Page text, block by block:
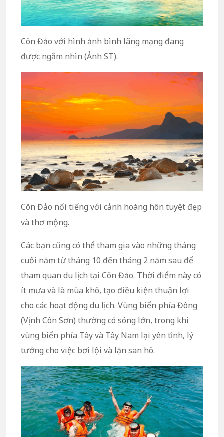
Côn Đảo với hình ảnh bình lãng mạng đang
được ngắm nhìn (Ảnh ST).
Côn Đảo nổi tiếng với cảnh hoàng hôn tuyệt đẹp
và thơ mộng.
Các bạn cũng có thể tham gia vào những tháng
cuối năm từ tháng 10 đến tháng 2 năm sau để
tham quan du lịch tại Côn Đảo. Thời điểm này có
ít mưa và là mùa khô, tạo điều kiện thuận lợi
cho các hoạt động du lịch. Vùng biển phía Đông
(Vịnh Côn Sơn) thường có sóng lớn, trong khi
vùng biển phía Tây và Tây Nam lại yên tĩnh, lý
tưởng cho việc bơi lội và lặn san hô.